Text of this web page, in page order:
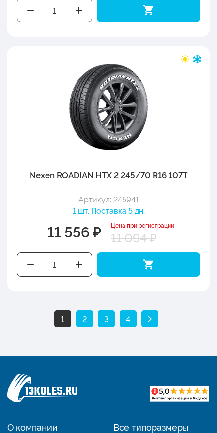
Nexen ROADIAN HTX 2 245/70 R16 107T
Артикул: 245941
1 шт. Поставка 5 дн.
11 556 ₽ Цена при регистрации
11 094 ₽
1 2 3 4
О компании
Все типоразмеры